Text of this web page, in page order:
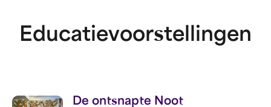
Educatievoorstellingen
De ontsnapte Noot